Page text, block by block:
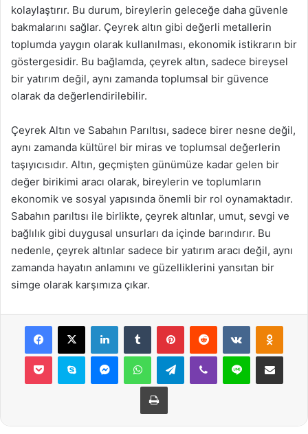
kolaylaştırır. Bu durum, bireylerin geleceğe daha güvenle
bakmalarını sağlar. Çeyrek altın gibi değerli metallerin
toplumda yaygın olarak kullanılması, ekonomik istikrarın bir
göstergesidir. Bu bağlamda, çeyrek altın, sadece bireysel
bir yatırım değil, aynı zamanda toplumsal bir güvence
olarak da değerlendirilebilir.
Çeyrek Altın ve Sabahın Parıltısı, sadece birer nesne değil,
aynı zamanda kültürel bir miras ve toplumsal değerlerin
taşıyıcısıdır. Altın, geçmişten günümüze kadar gelen bir
değer birikimi aracı olarak, bireylerin ve toplumların
ekonomik ve sosyal yapısında önemli bir rol oynamaktadır.
Sabahın parıltısı ile birlikte, çeyrek altınlar, umut, sevgi ve
bağlılık gibi duygusal unsurları da içinde barındırır. Bu
nedenle, çeyrek altınlar sadece bir yatırım aracı değil, aynı
zamanda hayatın anlamını ve güzelliklerini yansıtan bir
simge olarak karşımıza çıkar.
Facebook
X LinkedInTumblr PinterestReddit VKontakte
Pocket Skype MessengerWhatsAppTelegramViber Line E-Posta ile
Yazdır